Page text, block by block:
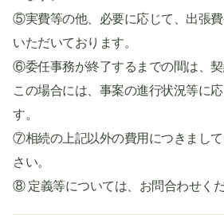
⑤実費等の他、必要に応じて、出張
いただいております。
⑥委任事務が終了するまでの間は、契
この場合には、事案の進行状況等に
す。
⑦相続の上記以外の費用につきまし
さい。
⑧ 定義等については、お問合わせくだ